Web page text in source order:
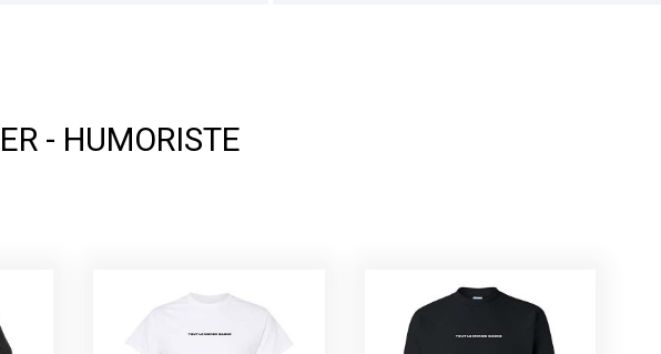
- HUMORISTE